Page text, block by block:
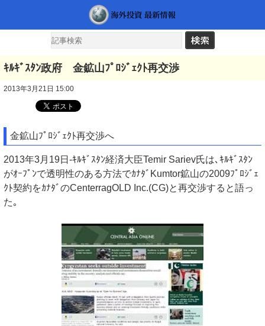
ｷﾙｷﾞｽﾀﾝ政府 金鉱山ﾌﾟﾛｼﾞｪｸﾄ再交渉
2013年3月21日 15:00
金鉱山ﾌﾟﾛｼﾞｪｸﾄ再交渉へ
2013年3月19日-ｷﾙｷﾞｽﾀﾝ経済大臣Temir Sariev氏は､ｷﾙｷﾞｽﾀﾝ
がｵｰﾌﾟﾝで透明性のある方法でｶﾅﾀﾞKumtor鉱山の2009ﾌﾟﾛｼﾞｪ
ｸﾄ契約をｶﾅﾀﾞのCenterragOLD Inc.(CG)と再交渉すると語っ
た｡